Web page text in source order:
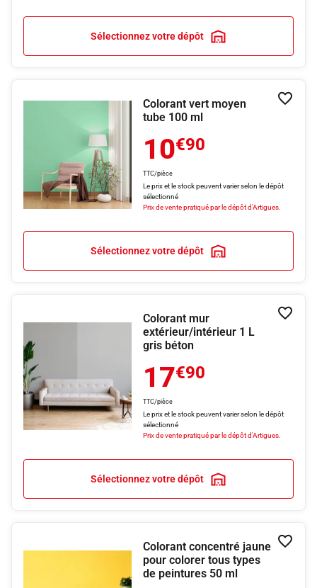
Sélectionnez votre dépôt
Colorant vert moyen
tube 100 ml
10€90
TTC/pièce
Le prix et le stock peuvent varier selon le dépôt
sélectionné
Prix de vente pratiqué par le dépôt d'Artigues.
Sélectionnez votre dépôt
Colorant mur
extérieur/intérieur 1 L
gris béton
17€90
TTC/pièce
Le prix et le stock peuvent varier selon le dépôt
sélectionné
Prix de vente pratiqué par le dépôt d'Artigues.
Sélectionnez votre dépôt
Colorant concentré jaune
pour colorer tous types
de peintures 50 ml